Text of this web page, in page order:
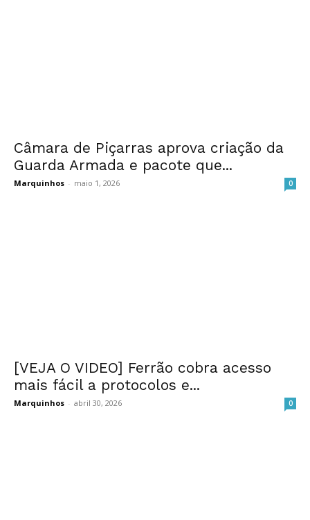
Câmara de Piçarras aprova criação da
Guarda Armada e pacote que...
Marquinhos - maio 1, 2026 0
[VEJA O VIDEO] Ferrão cobra acesso
mais fácil a protocolos e...
Marquinhos - abril 30, 2026 0